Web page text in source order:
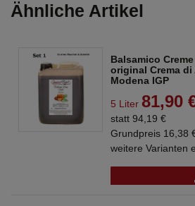
Ähnliche Artikel
Balsamico
original Crema
Modena IGP
5 Liter81,90
statt 94,19 €
Grundpreis 16,38
weitere Varianten